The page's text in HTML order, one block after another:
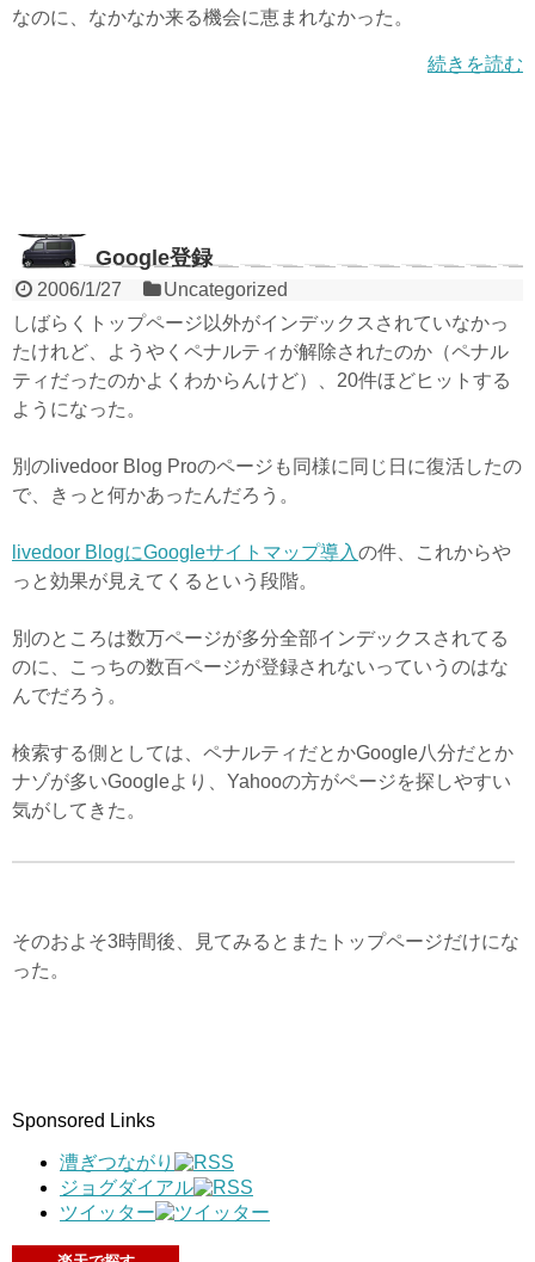
なのに、なかなか来る機会に恵まれなかった。
続きを読む
Google登録
2006/1/27
Uncategorized
しばらくトップページ以外がインデックスされていなかっ
たけれど、ようやくペナルティが解除されたのか（ペナル
ティだったのかよくわからんけど）、20件ほどヒットする
ようになった。
別のlivedoor Blog Proのページも同様に同じ日に復活したの
で、きっと何かあったんだろう。
livedoor BlogにGoogleサイトマップ導入の件、これからや
っと効果が見えてくるという段階。
別のところは数万ページが多分全部インデックスされてる
のに、こっちの数百ページが登録されないっていうのはな
んでだろう。
検索する側としては、ペナルティだとかGoogle八分だとか
ナゾが多いGoogleより、Yahooの方がページを探しやすい
気がしてきた。
そのおよそ3時間後、見てみるとまたトップページだけにな
った。
Sponsored Links
漕ぎつながり
ジョグダイアル
ツイッター